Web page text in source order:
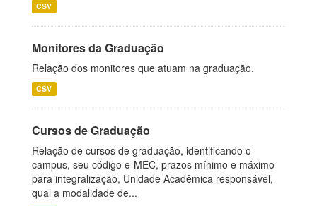
CSV
Monitores da Graduação
Relação dos monitores que atuam na graduação.
CSV
Cursos de Graduação
Relação de cursos de graduação, identificando o
campus, seu código e-MEC, prazos mínimo e máximo
para integralização, Unidade Acadêmica responsável,
qual a modalidade de...